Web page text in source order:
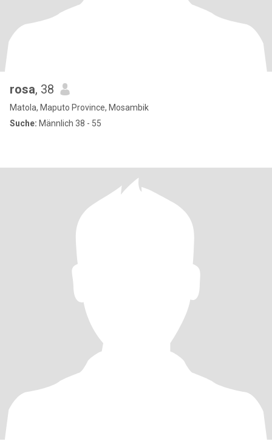
rosa, 38
Matola, Maputo Province, Mosambik
Suche: Männlich 38 - 55